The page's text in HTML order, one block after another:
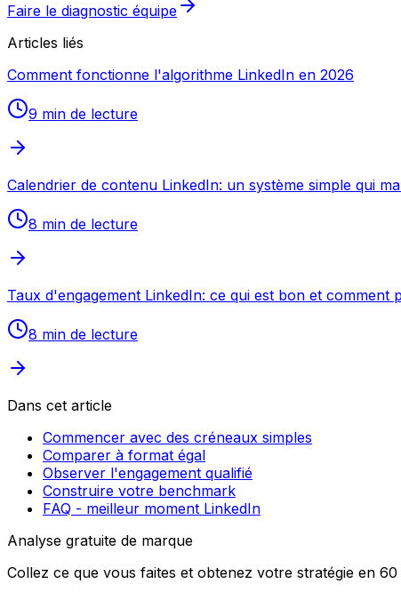
Faire le diagnostic équipe
Articles liés
Comment fonctionne l'algorithme LinkedIn en 2026
9 min de lecture
Calendrier de contenu LinkedIn: un système simple qui
8 min de lecture
Taux d'engagement LinkedIn: ce qui est bon et comment
8 min de lecture
Dans cet article
Commencer avec des créneaux simples
Comparer à format égal
Observer l'engagement qualifié
Construire votre benchmark
FAQ - meilleur moment LinkedIn
Analyse gratuite de marque
Collez ce que vous faites et obtenez votre stratégie en 60